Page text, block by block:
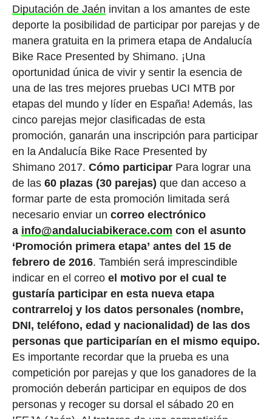
Diputación de Jaén invitan a los amantes de este
deporte la posibilidad de participar por parejas y de
manera gratuita en la primera etapa de Andalucía
Bike Race Presented by Shimano. ¡Una
oportunidad única de vivir y sentir la esencia de
una de las tres mejores pruebas UCI MTB por
etapas del mundo y líder en España! Además, las
cinco parejas mejor clasificadas de esta
promoción, ganarán una inscripción para participar
en la Andalucía Bike Race Presented by
Shimano 2017. Cómo participarPara lograr una
de las 60 plazas (30 parejas) que dan acceso a
formar parte de esta promoción limitada será
necesario enviar un correo electrónico
a info@andaluciabikerace.com con el asunto
‘Promoción primera etapa’ antes del 15 de
febrero de 2016. También será imprescindible
indicar en el correo el motivo por el cual te
gustaría participar en esta nueva etapa
contrarreloj y los datos personales (nombre,
DNI, teléfono, edad y nacionalidad) de las dos
personas que participarían en el mismo equipo.
Es importante recordar que la prueba es una
competición por parejas y que los ganadores de la
promoción deberán participar en equipos de dos
personas y recoger su dorsal el sábado 20 en